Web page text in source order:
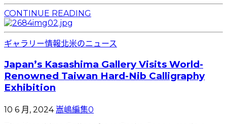
CONTINUE READING
ギャラリー情報北米のニュース
Japan’s Kasashima Gallery Visits World-
Renowned Taiwan Hard-Nib Calligraphy
Exhibition
10 6 月, 2024嵩嶋編集0